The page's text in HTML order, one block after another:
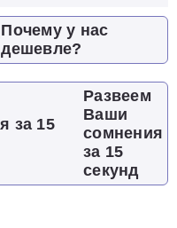
Почему у нас
дешевле?
Развеем
Ваши
сомнения
за 15
секунд